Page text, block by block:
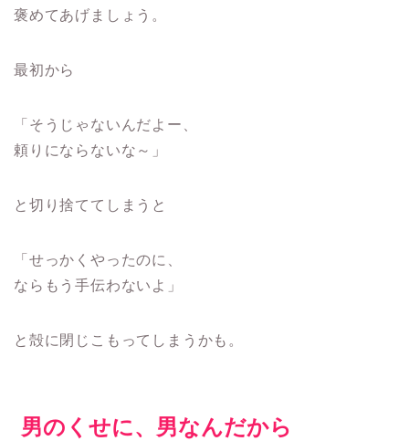
褒めてあげましょう。
最初から
「そうじゃないんだよー、
頼りにならないな～」
と切り捨ててしまうと
「せっかくやったのに、
ならもう手伝わないよ」
と殻に閉じこもってしまうかも。
男のくせに、男なんだから